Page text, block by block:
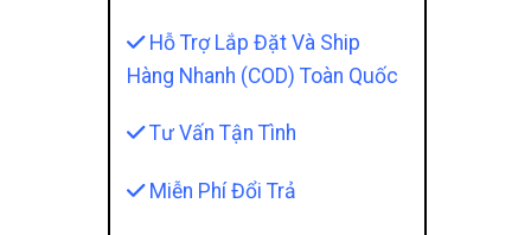
Hỗ Trợ Lắp Đặt Và Ship
Hàng Nhanh (COD) Toàn Quốc
Tư Vấn Tận Tình
Miễn Phí Đổi Trả